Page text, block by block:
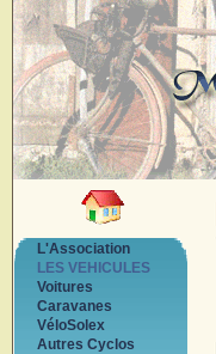
L'Association
LES VEHICULES
Voitures
Caravanes
VéloSolex
Autres Cyclos